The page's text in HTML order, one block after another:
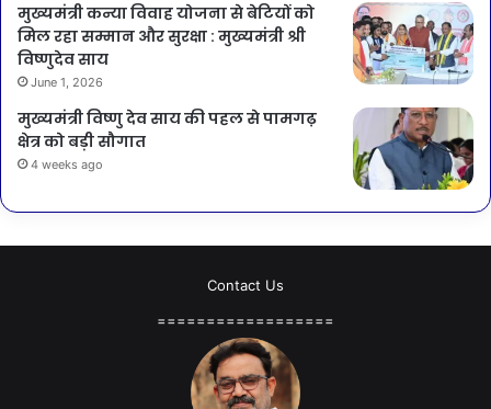
मुख्यमंत्री कन्या विवाह योजना से बेटियों को
मिल रहा सम्मान और सुरक्षा : मुख्यमंत्री श्री
विष्णुदेव साय
June 1, 2026
मुख्यमंत्री विष्णु देव साय की पहल से पामगढ़
क्षेत्र को बड़ी सौगात
4 weeks ago
Contact Us
==================